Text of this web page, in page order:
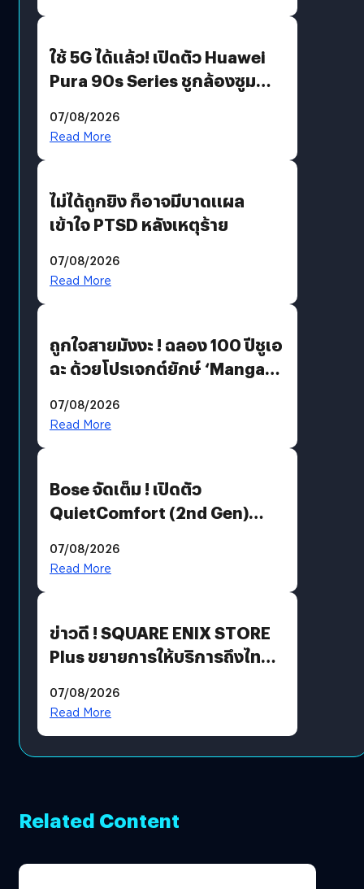
ใช้ 5G ได้แล้ว! เปิดตัว Huawei
Pura 90s Series ชูกล้องซูม
07/08/2026
Read More
ไม่ได้ถูกยิง ก็อาจมีบาดแผล
เข้าใจ PTSD หลังเหตุร้าย
07/08/2026
Read More
ถูกใจสายมังงะ ! ฉลอง 100 ปีชูเอ
ฉะ ด้วยโปรเจกต์ยักษ์ ‘Manga
มีภาษาไทยด้วย
07/08/2026
Read More
Bose จัดเต็ม ! เปิดตัว
QuietComfort (2nd Gen)
07/08/2026
Read More
ข่าวดี ! SQUARE ENIX STORE
Plus ขยายการให้บริการถึงไทย
โดยตรง
07/08/2026
Read More
Related Content